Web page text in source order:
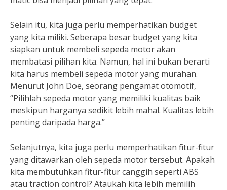
Selain itu, kita juga perlu memperhatikan budget
yang kita miliki. Seberapa besar budget yang kita
siapkan untuk membeli sepeda motor akan
membatasi pilihan kita. Namun, hal ini bukan berarti
kita harus membeli sepeda motor yang murahan.
Menurut John Doe, seorang pengamat otomotif,
“Pilihlah sepeda motor yang memiliki kualitas baik
meskipun harganya sedikit lebih mahal. Kualitas lebih
penting daripada harga.”
Selanjutnya, kita juga perlu memperhatikan fitur-fitur
yang ditawarkan oleh sepeda motor tersebut. Apakah
kita membutuhkan fitur-fitur canggih seperti ABS
atau traction control? Ataukah kita lebih memilih